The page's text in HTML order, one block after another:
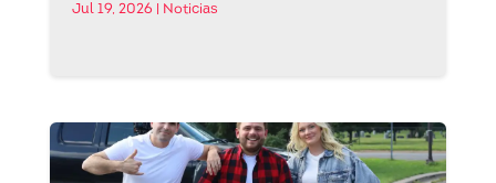
Jul 19, 2026 Noticias